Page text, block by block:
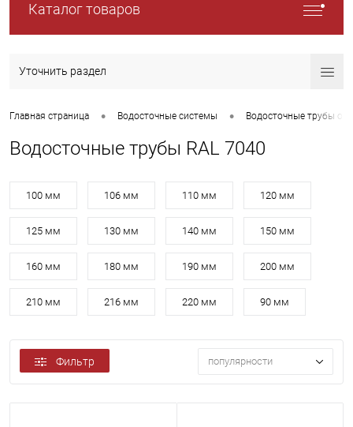
Каталог товаров
Уточнить раздел
Главная страница • Водосточные системы • Водосточные трубы
Водосточные трубы RAL 7040
100 мм 106 мм 110 мм 120 мм
125 мм 130 мм 140 мм 150 мм
160 мм 180 мм 190 мм 200 мм
210 мм 216 мм 220 мм 90 мм
Фильтр популярности